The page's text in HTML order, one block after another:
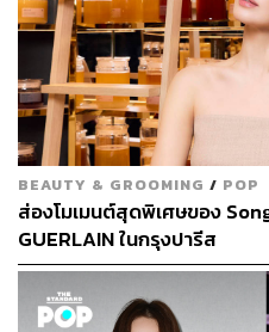
BEAUTY & GROOMING / POP
ส่องโมเมนต์สุดพิเศษของ
GUERLAIN ในกรุงปารีส